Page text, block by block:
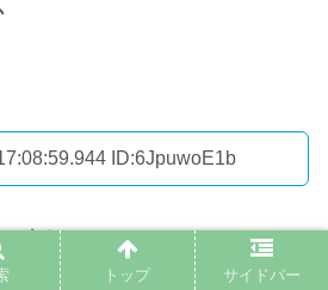
ID:6JpuwoE1b
ウツー
トップ サイドバー